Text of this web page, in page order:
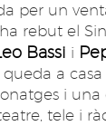
per un
rebut el
Bassi i
a
i una
tele i